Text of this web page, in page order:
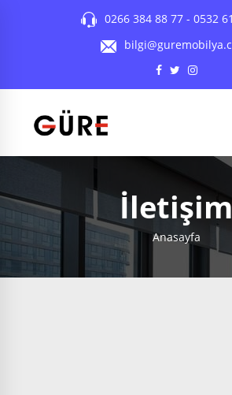
0266 384 88 77 - 0532
İletişim
Anasayfa